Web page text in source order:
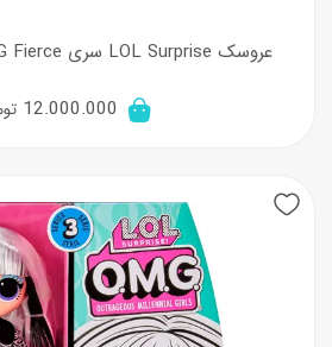
عروسک LOL Surprise سری OMG Fierce مدل نئون‌لیشز
12.000.000